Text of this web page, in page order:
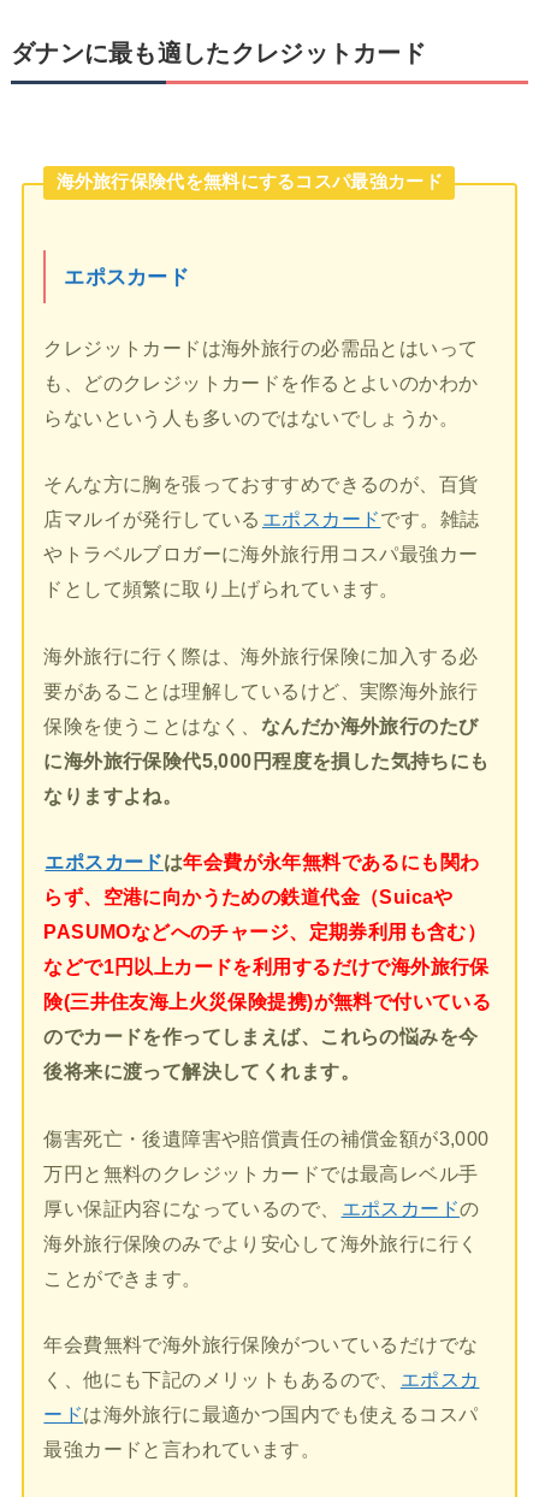
ダナンに最も適したクレジットカード
海外旅行保険代を無料にするコスパ最強カード
エポスカード
クレジットカードは海外旅行の必需品とはいって
も、どのクレジットカードを作るとよいのかわか
らないという人も多いのではないでしょうか。
そんな方に胸を張っておすすめできるのが、百貨
店マルイが発行している エポスカードです。雑誌
やトラベルブロガーに海外旅行用コスパ最強カー
ドとして頻繁に取り上げられています。
海外旅行に行く際は、海外旅行保険に加入する必
要があることは理解しているけど、実際海外旅行
保険を使うことはなく、 なんだか海外旅行のたび
に海外旅行保険代5,000円程度を損した気持ちにも
なりますよね。
エポスカードは年会費が永年無料であるにも関わ
らず、空港に向かうための鉄道代金（Suicaや
PASUMOなどへのチャージ、定期券利用も含む）
などで1円以上カードを利用するだけで海外旅行保
険(三井住友海上火災保険提携)が無料で付いている
のでカードを作ってしまえば、これらの悩みを今
後将来に渡って解決してくれます。
傷害死亡・後遺障害や賠償責任の補償金額が3,000
万円と無料のクレジットカードでは最高レベル手
厚い保証内容になっているので、
エポスカードの
海外旅行保険のみでより安心して海外旅行に行く
ことができます。
年会費無料で海外旅行保険がついているだけでな
く、他にも下記のメリットもあるので、
エポスカ
ードは海外旅行に最適かつ国内でも使えるコスパ
最強カードと言われています。